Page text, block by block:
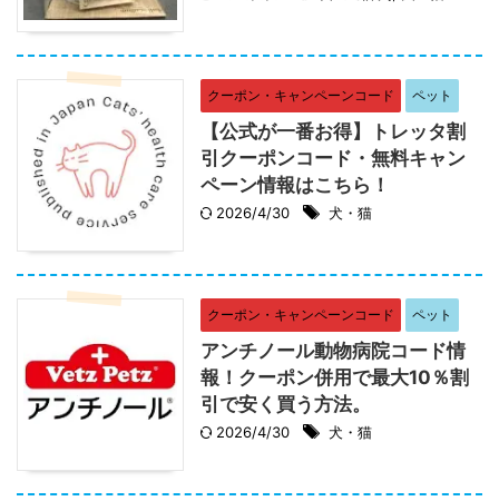
クーポン・キャンペーンコード ペット
【公式が一番お得】トレッタ割
引クーポンコード・無料キャン
ペーン情報はこちら！
2026/4/30 犬・猫
クーポン・キャンペーンコード ペット
アンチノール動物病院コード情
報！クーポン併用で最大10％割
引で安く買う方法。
2026/4/30 犬・猫